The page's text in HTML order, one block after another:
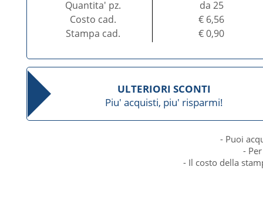
Quantita' pz.
Costo cad.
Stampa cad.
da 25
€ 6,56
€ 0,90
ULTERIORI SCONTI
Piu' acquisti, piu' risparmi!
- Puoi
-
- Il costo della